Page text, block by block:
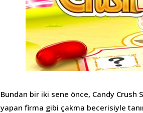
Bundan bir iki sene önce, Candy Crush
yapan firma gibi çakma becerisiyle